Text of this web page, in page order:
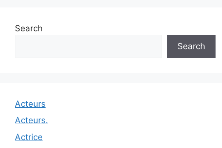
Search
Search
Acteurs
Acteurs.
Actrice